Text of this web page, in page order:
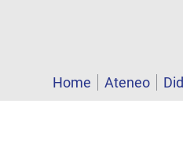
Home
Ateneo